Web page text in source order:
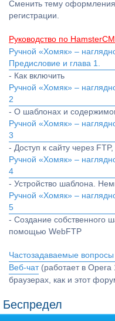
Сменить тему
регистрации.
Руководство по
Ручной «Хомяк» –
Предисловие и глава 1.
- Как включить
Ручной «Хомяк» –
2
- О шаблонах и
Ручной «Хомяк» –
3
- Доступ к сайту через
Ручной «Хомяк» –
4
- Устройство шаблона.
Ручной «Хомяк» –
5
- Создание собственного
помощью WebFTP
Частозадаваемые вопросы
Веб-чат(работает в Opera
браузерах, как и этот
Беспредел